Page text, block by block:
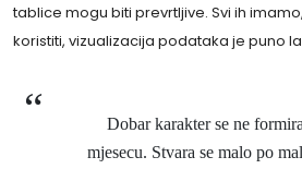
tablice mogu biti prevrtljive. Svi ih
koristiti, vizualizacija podataka je puno
Dobar karakter se ne
mjesecu. Stvara se malo po